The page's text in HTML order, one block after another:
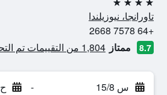
4 نجوم
تاورانجا، نيوزيلندا
+64 7578 2668
8.7 ممتاز 1,804 من التقييمات تم التحقق منها
س 15/8 - ح 16/8